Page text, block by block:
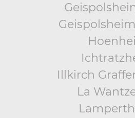
Illkirch
La